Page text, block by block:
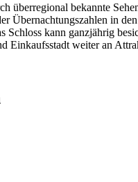
bekannte
in
kann ganzjährig
Einkaufsstadt weiter an